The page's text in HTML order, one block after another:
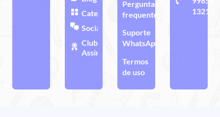
Categorias
Sociais
Clube de
Assinatura
Perguntas
frequentes
Suporte
WhatsApp
Termos
de uso
1321